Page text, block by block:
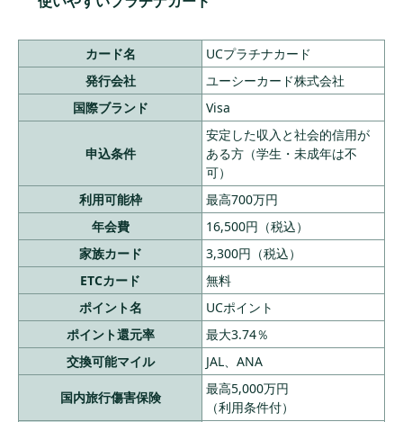
カード名
UCプラチナカード
発行会社
ユーシーカード株式会社
国際ブランド
Visa
申込条件
安定した収入と社会的信用が
ある方（学生・未成年は不
可）
利用可能枠
最高700万円
年会費
16,500円（税込）
家族カード
3,300円（税込）
ETCカード
無料
ポイント名
UCポイント
ポイント還元率
最大3.74％
交換可能マイル
JAL、ANA
国内旅行傷害保険
最高5,000万円
（利用条件付）